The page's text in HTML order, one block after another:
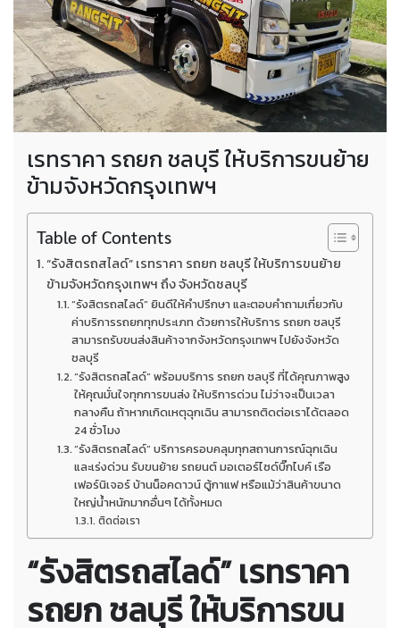
เรทราคา รถยก ชลบุรี ให้บริการขนย้าย
ข้ามจังหวัดกรุงเทพฯ
Table of Contents
“รังสิตรถสไลด์” เรทราคา รถยก ชลบุรี ให้บริการขนย้าย
ข้ามจังหวัดกรุงเทพฯ ถึง จังหวัดชลบุรี
“รังสิตรถสไลด์” ยินดีให้คำปรึกษา และตอบคำถามเกี่ยวกับ
ค่าบริการรถยกทุกประเภท ด้วยการให้บริการ รถยก ชลบุรี
สามารถรับขนส่งสินค้าจากจังหวัดกรุงเทพฯ ไปยังจังหวัด
ชลบุรี
“รังสิตรถสไลด์” พร้อมบริการ รถยก ชลบุรี ที่ได้คุณภาพสูง
ให้คุณมั่นใจทุกการขนส่ง ให้บริการด่วน ไม่ว่าจะเป็นเวลา
กลางคืน ถ้าหากเกิดเหตุฉุกเฉิน สามารถติดต่อเราได้ตลอด
24 ชั่วโมง
“รังสิตรถสไลด์” บริการครอบคลุมทุกสถานการณ์ฉุกเฉิน
และเร่งด่วน รับขนย้าย รถยนต์ มอเตอร์ไซด์บิ๊กไบค์ เรือ
เฟอร์นิเจอร์ บ้านน็อคดาวน์ ตู้กาแฟ หรือแม้ว่าสินค้าขนาด
ใหญ่น้ำหนักมากอื่นๆ ได้ทั้งหมด
ติดต่อเรา
“รังสิตรถสไลด์” เรทราคา
รถยก ชลบุรี ให้บริการขน